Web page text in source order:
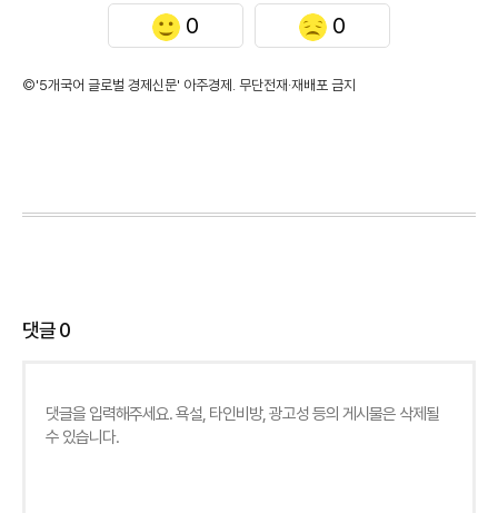
0 0
©'5개국어 글로벌 경제신문' 아주경제. 무단전재·재배포 금지
댓글0